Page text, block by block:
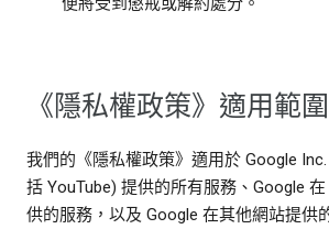
《隱私權政策》適用範圍
我們的《隱私權政策》適用於 Google
括 YouTube) 提供的所有服務、Google
供的服務，以及 Google 在其他網站提供